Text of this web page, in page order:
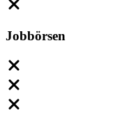
Jobbörsen